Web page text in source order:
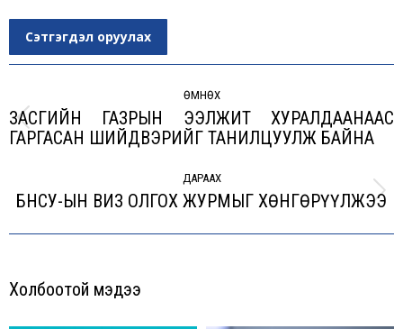
Сэтгэгдэл оруулах
navigation
ӨМНӨХ
Previous
ЗАСГИЙН ГАЗРЫН ЭЭЛЖИТ ХУРАЛДААНААС
ГАРГАСАН ШИЙДВЭРИЙГ ТАНИЛЦУУЛЖ БАЙНА
ДАРААХ
Next
БНСУ-ЫН ВИЗ ОЛГОХ ЖУРМЫГ ХӨНГӨРҮҮЛЖЭЭ
Холбоотой мэдээ